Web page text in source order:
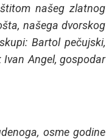
našeg zlatnog
našega dvorskog
Bartol pečujski,
Angel, gospodar
osme godine